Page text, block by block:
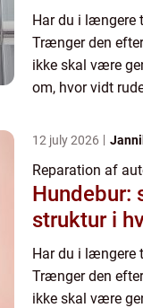
Har du i længere
Trænger den
ikke skal være
om, hvor vidt
12 july 2026
Reparation af
Hundebur:
struktur i
Har du i længere
Trænger den
ikke skal være